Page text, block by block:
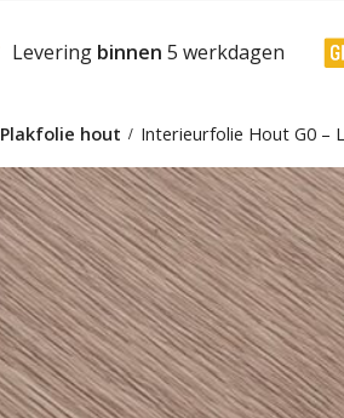
Levering binnen 5 werkdagen
Plakfolie hout Interieurfolie Hout G0 –